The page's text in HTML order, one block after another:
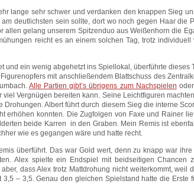
lange sehr schwer und verdanken den knappen Sieg
deutlichsten sein sollte, dort wo noch gegen Haar die
allen gelang unserem Spitzenduo aus Weißenhorn die
reicht es an einem solchen Tag, trotz
und ein wenig abgehetzt ins Spiellokal, überführte dieses
mit anschließendem Blattschuss des
Alle Partien gibt’s übrigens zum Nachspielen
Vergnügen bereiten kann. Seine Leichtfiguren
Albert führt durch diesem Sieg die interne
erhöhen konnten. Die Zugfolgen von Faxe und Rainer
beide Karren in den Graben. Mein Remis ist
wie es gegangen wäre und hatte recht.
überführt. Das war Gold wert, denn zu knapp war
Alex spielte ein Endspiel mit beidseitigen Chancen
dass Alex trotz Mattdrohung nicht weiterkommt,
– 3,5. Genau den gleichen Spielstand hatte die Erste